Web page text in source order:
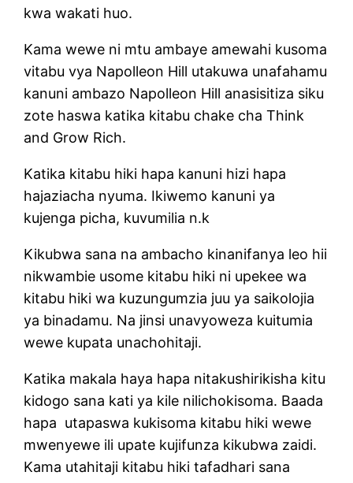
kwa wakati huo.
Kama wewe ni mtu ambaye amewahi kusoma
vitabu vya Napolleon Hill utakuwa unafahamu
kanuni ambazo Napolleon Hill anasisitiza siku
zote haswa katika kitabu chake cha Think
and Grow Rich.
Katika kitabu hiki hapa kanuni hizi hapa
hajaziacha nyuma. Ikiwemo kanuni ya
kujenga picha, kuvumilia n.k
Kikubwa sana na ambacho kinanifanya leo hii
nikwambie usome kitabu hiki ni upekee wa
kitabu hiki wa kuzungumzia juu ya saikolojia
ya binadamu. Na jinsi unavyoweza kuitumia
wewe kupata unachohitaji.
Katika makala haya hapa nitakushirikisha kitu
kidogo sana kati ya kile nilichokisoma. Baada
hapa utapaswa kukisoma kitabu hiki wewe
mwenyewe ili upate kujifunza kikubwa zaidi.
Kama utahitaji kitabu hiki tafadhari sana